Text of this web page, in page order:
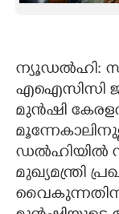
ZOOM
CONTACT US
ന്യൂഡൽഹി:
എഐസിസി
മുൻഷി
ഡൽഹിയിൽ
മുഖ്യമന്ത്രി